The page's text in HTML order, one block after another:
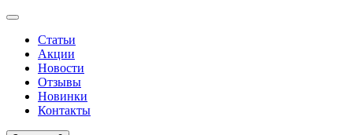
Статьи
Акции
Новости
Отзывы
Новинки
Контакты